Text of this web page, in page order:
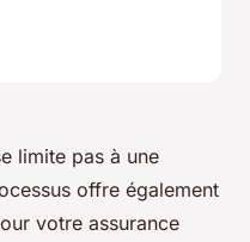
limite pas à une
offre également
votre assurance